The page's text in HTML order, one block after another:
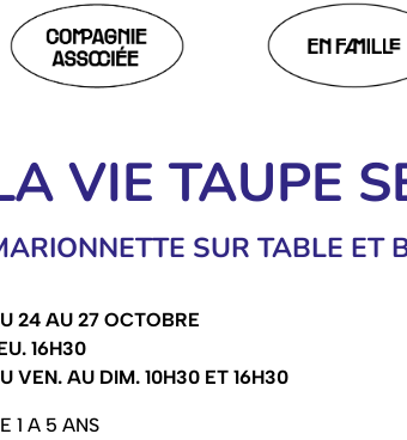
VIE TAUPE
SUR TABLE ET
24 AU 27 OCTOBRE
16H30
VEN. AU DIM. 10H30 ET 16H30
1 A 5 ANS